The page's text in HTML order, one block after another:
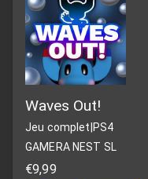
Waves Out!
Jeu complet PS4
GAMERA NEST SL
€9,99